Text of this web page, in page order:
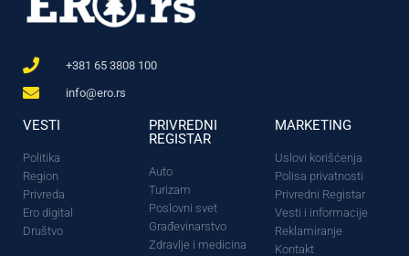
+381 65 3808 100
info@ero.rs
VESTI
Politika
Region
Privreda
Ero digital
Društvo
PRIVREDNI
REGISTAR
Auto
Turizam
Poslovni svet
Građevinarstvo
Zdravlje i medicina
MARKETING
Uslovi korišćenja
Polisa privatnosti
Privredni Registar
Vesti i informacije
Reklamiranje
Kontakt